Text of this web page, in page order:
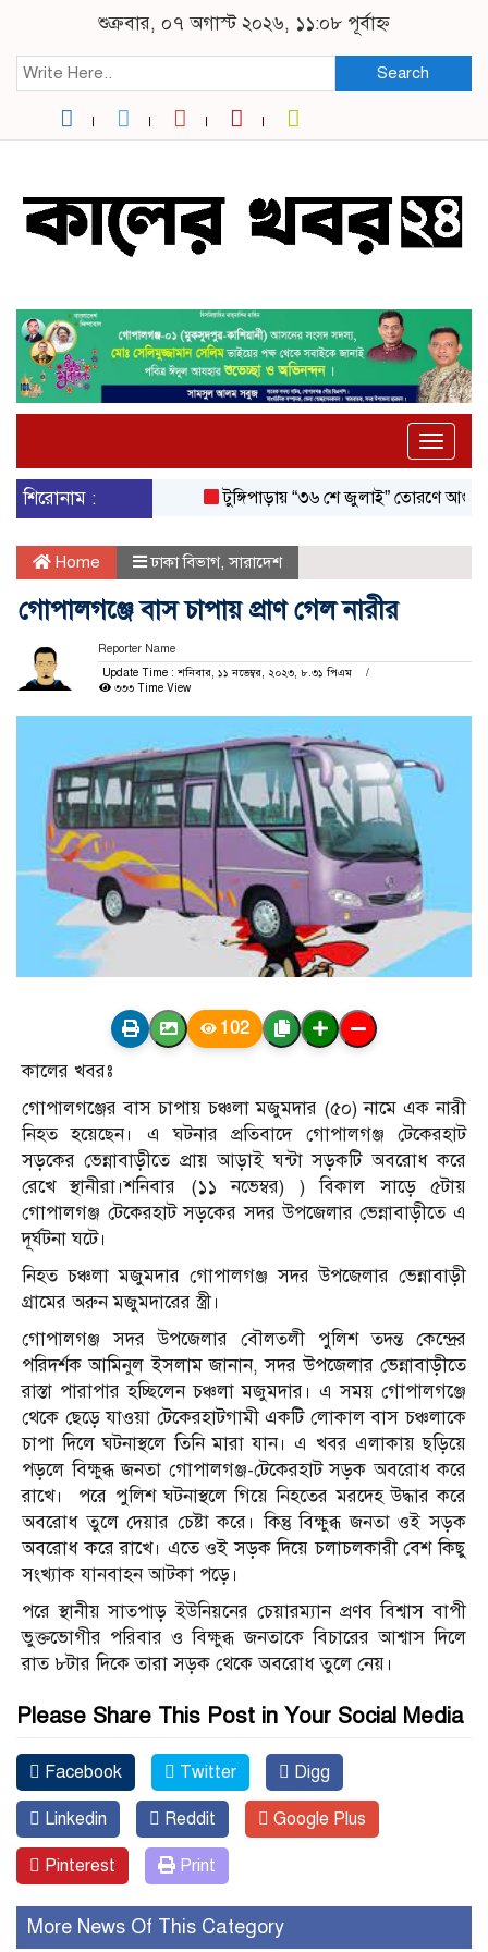
শুক্রবার, ০৭ অগাস্ট ২০২৬, ১১:০৮ পূর্বাহ্ন
Search
Toggle
শিরোনাম :
টুঙ্গিপাড়ায় “৩৬ শে জুলাই” তোরণে আগুন; ৭৫
Home ঢাকা বিভাগ,সারাদেশ
গোপালগঞ্জে বাস চাপায় প্রাণ গেল নারীর
Reporter Name
Update Time : শনিবার, ১১ নভেম্বর, ২০২৩, ৮.৩১ পিএম
৩৩৩ Time View
102
কালের খবরঃ
গোপালগঞ্জের বাস চাপায় চঞ্চলা মজুমদার (৫০) নামে এক নারী
নিহত হয়েছেন। এ ঘটনার প্রতিবাদে গোপালগঞ্জ টেকেরহাট
সড়কের ভেন্নাবাড়ীতে প্রায় আড়াই ঘন্টা সড়কটি অবরোধ করে
রেখে স্থানীরা।শনিবার (১১ নভেম্বর) ) বিকাল সাড়ে ৫টায়
গোপালগঞ্জ টেকেরহাট সড়কের সদর উপজেলার ভেন্নাবাড়ীতে এ
দূর্ঘটনা ঘটে।
নিহত চঞ্চলা মজুমদার গোপালগঞ্জ সদর উপজেলার ভেন্নাবাড়ী
গ্রামের অরুন মজুমদারের স্ত্রী।
গোপালগঞ্জ সদর উপজেলার বৌলতলী পুলিশ তদন্ত কেন্দ্রের
পরিদর্শক আমিনুল ইসলাম জানান, সদর উপজেলার ভেন্নাবাড়ীতে
রাস্তা পারাপার হচ্ছিলেন চঞ্চলা মজুমদার। এ সময় গোপালগঞ্জে
থেকে ছেড়ে যাওয়া টেকেরহাটগামী একটি লোকাল বাস চঞ্চলাকে
চাপা দিলে ঘটনাস্থলে তিনি মারা যান। এ খবর এলাকায় ছড়িয়ে
পড়লে বিক্ষুব্ধ জনতা গোপালগঞ্জ-টেকেরহাট সড়ক অবরোধ করে
রাখে। পরে পুলিশ ঘটনাস্থলে গিয়ে নিহতের মরদেহ উদ্ধার করে
অবরোধ তুলে দেয়ার চেষ্টা করে। কিন্তু বিক্ষুব্ধ জনতা ওই সড়ক
অবরোধ করে রাখে। এতে ওই সড়ক দিয়ে চলাচলকারী বেশ কিছু
সংখ্যাক যানবাহন আটকা পড়ে।
পরে স্থানীয় সাতপাড় ইউনিয়নের চেয়ারম্যান প্রণব বিশ্বাস বাপী
ভুক্তভোগীর পরিবার ও বিক্ষুব্ধ জনতাকে বিচারের আশ্বাস দিলে
রাত ৮টার দিকে তারা সড়ক থেকে অবরোধ তুলে নেয়।
Please Share This Post in Your Social Media
Facebook Twitter Digg
Linkedin Reddit Google Plus
Pinterest Print
More News Of This Category